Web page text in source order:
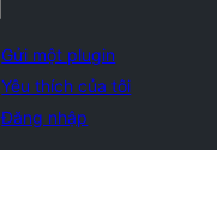
Gửi một plugin
Yêu thích của tôi
Đăng nhập